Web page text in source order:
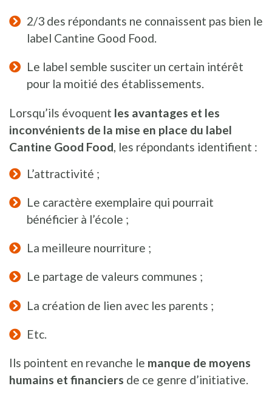
2/3 des répondants ne connaissent pas bien le
label Cantine Good Food.
Le label semble susciter un certain intérêt
pour la moitié des établissements.
Lorsqu’ils évoquent les avantages et les
inconvénients de la mise en place du label
Cantine Good Food , les répondants identifient :
L’attractivité ;
Le caractère exemplaire qui pourrait
bénéficier à l’école ;
La meilleure nourriture ;
Le partage de valeurs communes ;
La création de lien avec les parents ;
Etc.
Ils pointent en revanche le manque de moyens
humains et financiers de ce genre d’initiative.